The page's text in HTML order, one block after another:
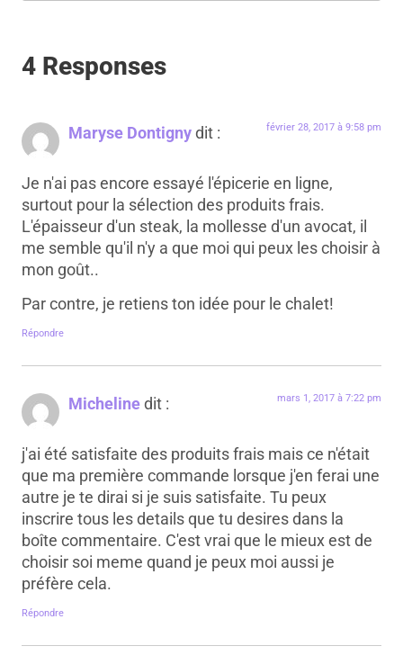
4 Responses
Maryse Dontignydit : février 28, 2017 à 9:58 pm
Je n'ai pas encore essayé l'épicerie en ligne,
surtout pour la sélection des produits frais.
L'épaisseur d'un steak, la mollesse d'un avocat, il
me semble qu'il n'y a que moi qui peux les choisir à
mon goût..
Par contre, je retiens ton idée pour le chalet!
Répondre
Michelinedit : mars 1, 2017 à 7:22 pm
j'ai été satisfaite des produits frais mais ce n'était
que ma première commande lorsque j'en ferai une
autre je te dirai si je suis satisfaite. Tu peux
inscrire tous les details que tu desires dans la
boîte commentaire. C'est vrai que le mieux est de
choisir soi meme quand je peux moi aussi je
préfère cela.
Répondre